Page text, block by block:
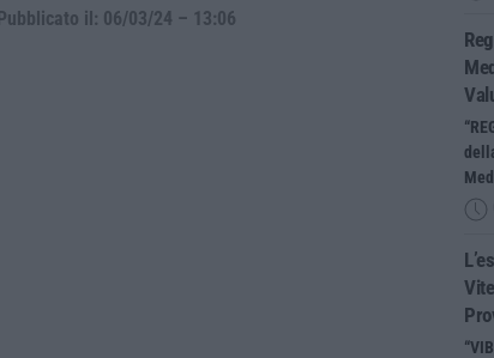
Pubblicato il: 06/03/24 – 13:06